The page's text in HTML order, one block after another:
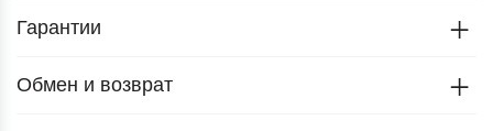
Гарантии
Обмен и возврат